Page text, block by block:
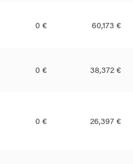
0 € 60,173 €
0 € 38,372 €
0 € 26,397 €